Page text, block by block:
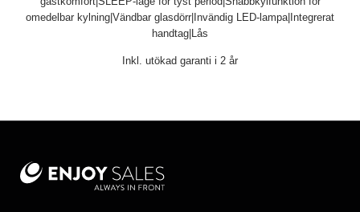
omedelbar kylning|Vändbar glasdörr|Invändig LED-lampa|Integrerat
handtag|Lås
Inkl. utökad garanti i 2 år